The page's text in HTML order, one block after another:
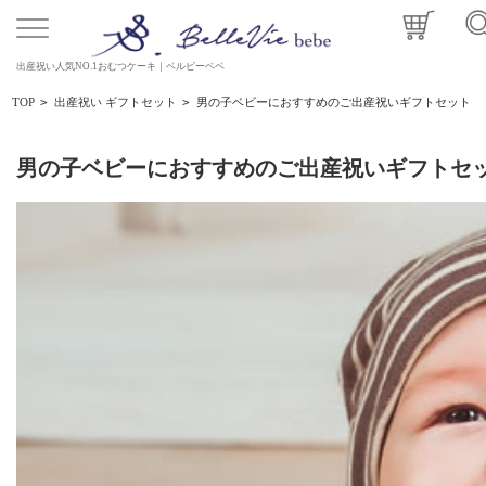
出産祝い人気NO.1おむつケーキ｜ベルビーベベ
TOP > 出産祝い ギフトセット > 男の子ベビーにおすすめのご出産祝いギフトセット
男の子ベビーにおすすめのご出産祝いギフトセ